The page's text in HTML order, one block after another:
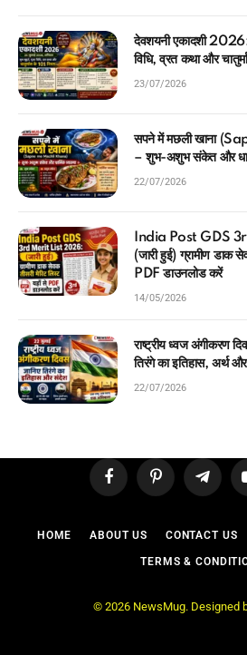
देवशयनी एकादशी
विधि, व्रत कथा और
23/07/2026
सपने में मछली खाना
– शुभ-अशुभ संकेत और
22/07/2026
India Post GDS
(जारी हुई) ग्रामीण डाक
PDF डाउनलोड करें
14/05/2026
राष्ट्रीय ध्वज अंगीकरण
तिरंगे का इतिहास, अर्थ
22/07/2026
FacebookPinterest
HOME ABOUT US CONTACT US
TERMS &
© 2026 NewsMug. Designed